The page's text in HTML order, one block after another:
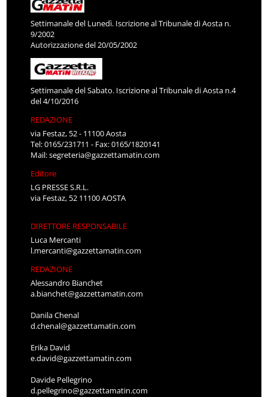
Settimanale del Lunedì. Iscrizione al Tribunale di Aosta n.
9/2002
Autorizzazione del 20/05/2002
Settimanale del Sabato. Iscrizione al Tribunale di Aosta n.4
del 4/10/2016
REDAZIONE
via Festaz, 52 - 11100 Aosta
Tel: 0165/231711 - Fax: 0165/1820141
Mail:segreteria@gazzettamatin.com
Editore
LG PRESSE S.R.L.
via Festaz, 52 11100 AOSTA
DIRETTORE RESPONSABILE
Luca Mercanti
l.mercanti@gazzettamatin.com
REDAZIONE
Alessandro Bianchet
a.bianchet@gazzettamatin.com
Danila Chenal
d.chenal@gazzettamatin.com
Erika David
e.david@gazzettamatin.com
Davide Pellegrino
d.pellegrino@gazzettamatin.com